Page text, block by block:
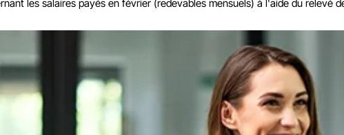
les salaires payés en février (redevables mensuels) à l'aide du relevé